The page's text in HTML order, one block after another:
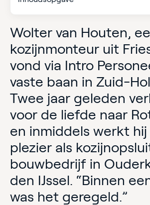
Wolter van Houten,
kozijnmonteur uit
vond via Intro
vaste baan in Zuid-
Twee jaar geleden
voor de liefde naar
en inmiddels werkt
plezier als
bouwbedrijf in
den IJssel. “Binnen
was het geregeld.”